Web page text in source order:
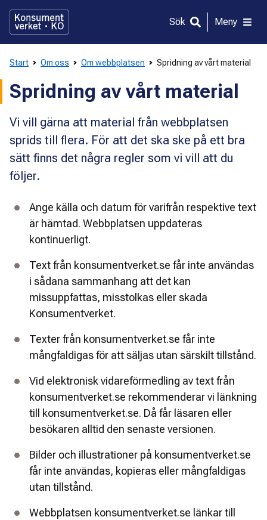
direkt
innehållet
Sök Meny
Start Om oss Om webbplatsen Spridning av vårt material
Spridning av vårt material
Vi vill gärna att material från webbplatsen
sprids till flera. För att det ska ske på ett bra
sätt finns det några regler som vi vill att du
följer.
Ange källa och datum för varifrån respektive text
är hämtad. Webbplatsen uppdateras
kontinuerligt.
Text från konsumentverket.se får inte användas
i sådana sammanhang att det kan
missuppfattas, misstolkas eller skada
Konsumentverket.
Texter från konsumentverket.se får inte
mångfaldigas för att säljas utan särskilt tillstånd.
Vid elektronisk vidareförmedling av text från
konsumentverket.se rekommenderar vi länkning
till konsumentverket.se. Då får läsaren eller
besökaren alltid den senaste versionen.
Bilder och illustrationer på konsumentverket.se
får inte användas, kopieras eller mångfaldigas
utan tillstånd.
Webbplatsen konsumentverket.se länkar till